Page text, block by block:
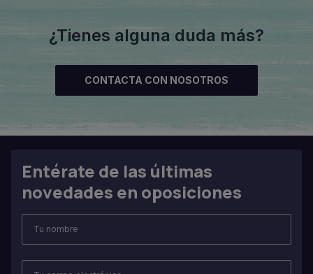
¿Tienes alguna duda más?
CONTACTA CON NOSOTROS
Entérate de las últimas
novedades en oposiciones